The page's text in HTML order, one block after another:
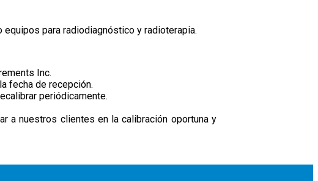
para radiodiagnóstico y radioterapia.
Inc.
fecha de recepción.
periódicamente.
a nuestros clientes en la calibración oportuna y